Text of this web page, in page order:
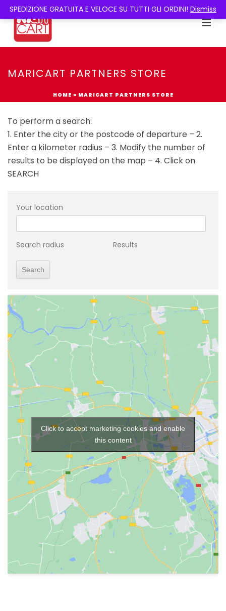
SPEDIZIONE GRATUITA E VELOCE SU TUTTI GLI ORDINI! Dismiss
MARICART PARTNERS STORE
HOME » MARICART PARTNERS STORE
To perform a search:
1. Enter the city or the postcode of departure – 2.
Enter a kilometer radius – 3. Modify the number of
results to be displayed on the map – 4. Click on
SEARCH
Your location
Search radius Results
Click to accept marketing cookies and enable
this content